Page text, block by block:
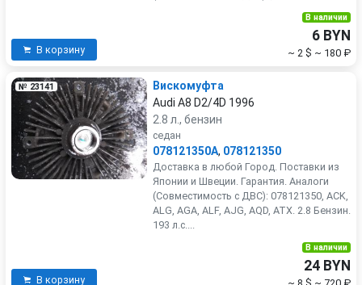
В корзину
В наличии
6 BYN
~ 2 $ ~ 180 ₽
№ 23141
Вискомуфта
Audi A8 D2/4D 1996
2.8 л., бензин
седан
078121350A, 078121350
Доставка в любой Город. Поставки из
Японии и Швеции. Гарантия. Аналоги
(Совместимость с ДВС): 078121350, ACK,
ALG, AGA, ALF, AJG, AQD, ATX. 2.8 Бензин.
193 л.с....
В корзину
В наличии
24 BYN